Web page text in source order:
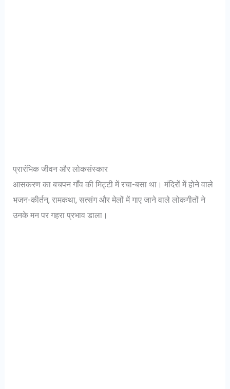
प्रारंभिक जीवन और लोकसंस्कार
आसकरण का बचपन गाँव की मिट्टी में रचा-बसा था। मंदिरों में होने वाले
भजन-कीर्तन, रामकथा, सत्संग और मेलों में गाए जाने वाले लोकगीतों ने
उनके मन पर गहरा प्रभाव डाला।